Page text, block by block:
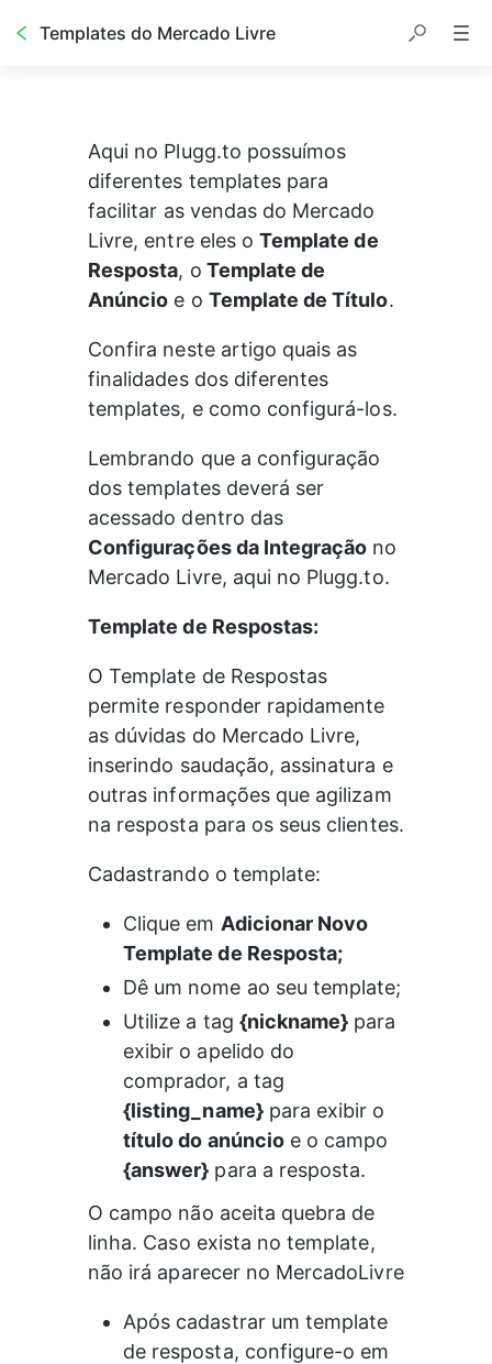
Templates do Mercado Livre
Aqui no Plugg.to possuímos
diferentes templates para
facilitar as vendas do Mercado
Livre, entre eles o Template de
Resposta, o Template de
Anúncio e o Template de Título.
Confira neste artigo quais as
finalidades dos diferentes
templates, e como configurá-los.
Lembrando que a configuração
dos templates deverá ser
acessado dentro das
Configurações da Integração no
Mercado Livre, aqui no Plugg.to.
Template de Respostas:
O Template de Respostas
permite responder rapidamente
as dúvidas do Mercado Livre,
inserindo saudação, assinatura e
outras informações que agilizam
na resposta para os seus clientes.
Cadastrando o template:
Clique em Adicionar Novo
Template de Resposta;
Dê um nome ao seu template;
Utilize a tag {nickname} para
exibir o apelido do
comprador, a tag
{listing_name} para exibir o
título do anúncio e o campo
{answer} para a resposta.
O campo não aceita quebra de
linha. Caso exista no template,
não irá aparecer no MercadoLivre
Após cadastrar um template
de resposta, configure-o em